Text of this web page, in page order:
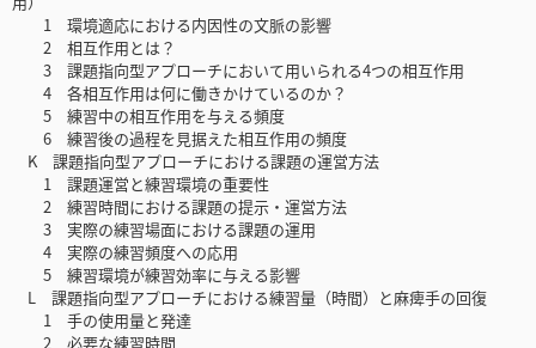
1 環境適応における内因性の文脈の影響
2 相互作用とは？
3 課題指向型アプローチにおいて用いられる4つの相互作用
4 各相互作用は何に働きかけているのか？
5 練習中の相互作用を与える頻度
6 練習後の過程を見据えた相互作用の頻度
K 課題指向型アプローチにおける課題の運営方法
1 課題運営と練習環境の重要性
2 練習時間における課題の提示・運営方法
3 実際の練習場面における課題の運用
4 実際の練習頻度への応用
5 練習環境が練習効率に与える影響
L 課題指向型アプローチにおける練習量（時間）と麻痺手の回復
1 手の使用量と発達
2 必要な練習時間